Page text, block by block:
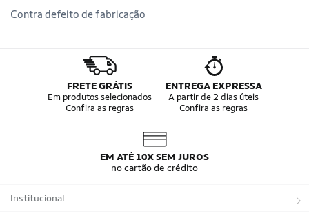
Contra defeito de fabricação
FRETE GRÁTIS
Em produtos selecionados
Confira as regras
ENTREGA EXPRESSA
A partir de 2 dias úteis
Confira as regras
EM ATÉ 10X SEM JUROS
no cartão de crédito
Institucional